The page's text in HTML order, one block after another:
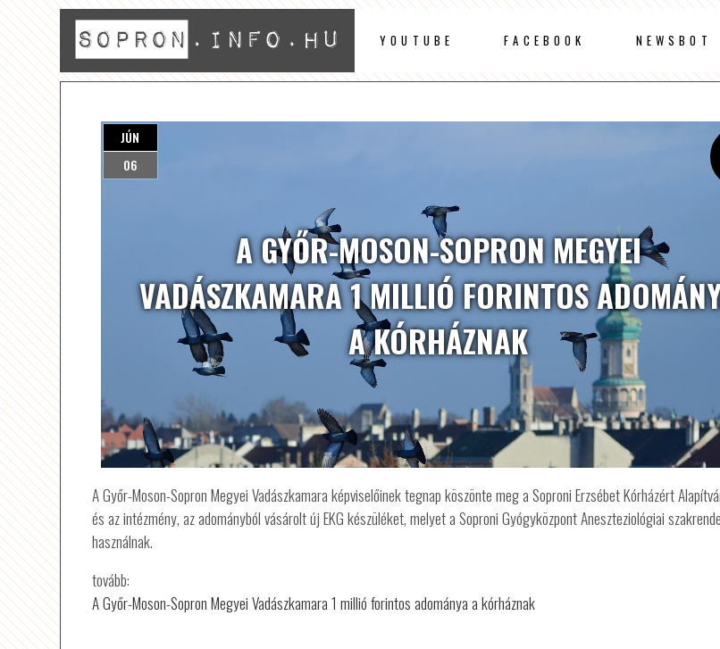
YOUTUBE FACEBOOK NEWSBOT
A GYŐR-MOSON-SOPRON MEGYEI
VADÁSZKAMARA 1 MILLIÓ FORINTOS
A KÓRHÁZNAK
JÚN
06
A Győr-Moson-Sopron Megyei Vadászkamara képviselőinek tegnap köszönte meg a Soproni Erzsébet Kórházért
és az intézmény, az adományból vásárolt új EKG készüléket, melyet a Soproni Gyógyközpont Aneszteziológiai
használnak.
tovább:
A Győr-Moson-Sopron Megyei Vadászkamara 1 millió forintos adománya a kórháznak